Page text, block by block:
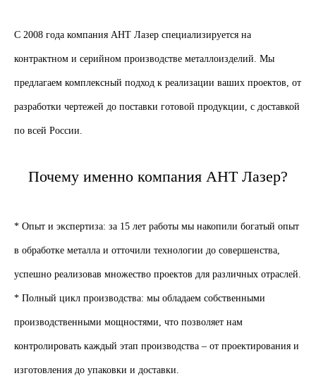
С 2008 года компания АНТ Лазер специализируется на
контрактном и серийном производстве металлоизделий. Мы
предлагаем комплексный подход к реализации ваших проектов, от
разработки чертежей до поставки готовой продукции, с доставкой
по всей России.
Почему именно компания АНТ Лазер?
* Опыт и экспертиза: за 15 лет работы мы накопили богатый опыт
в обработке металла и отточили технологии до совершенства,
успешно реализовав множество проектов для различных отраслей.
* Полный цикл производства: мы обладаем собственными
производственными мощностями, что позволяет нам
контролировать каждый этап производства – от проектирования и
изготовления до упаковки и доставки.